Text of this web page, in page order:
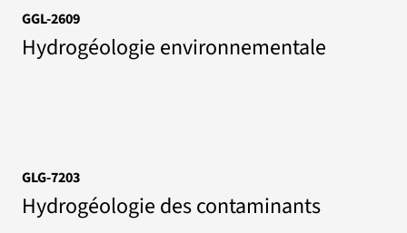
GGL-2609
Hydrogéologie environnementale
GLG-7203
Hydrogéologie des contaminants